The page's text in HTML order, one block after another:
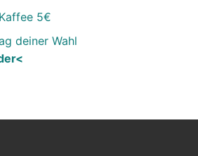
5€
deiner Wahl